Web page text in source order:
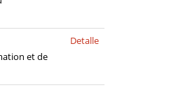
et de
Detalle